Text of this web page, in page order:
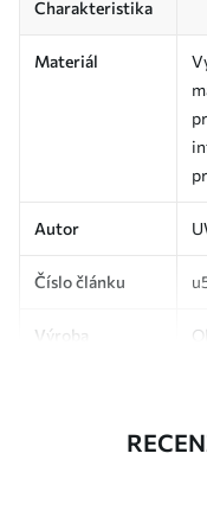
Charakteristika
Materiál
Autor
Číslo článku
Výroba